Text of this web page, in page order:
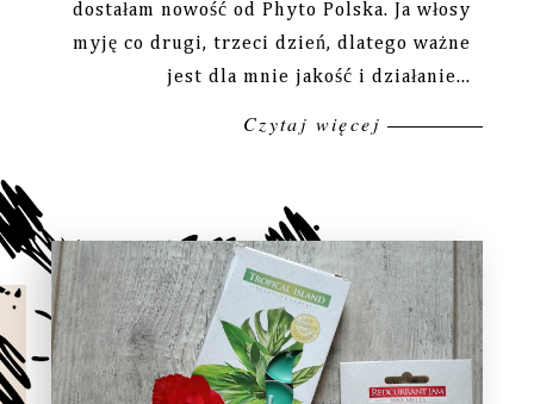
dostałam nowość od Phyto Polska. Ja włosy
myję co drugi, trzeci dzień, dlatego ważne
jest dla mnie jakość i działanie...
Czytaj więcej